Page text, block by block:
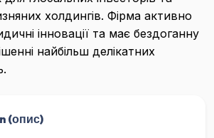
холдингів. Фірма активно
інновації та має бездоганну
найбільш делікатних
(опис)